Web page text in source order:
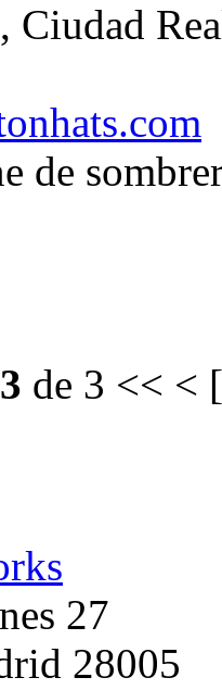
Ciudad
de
de 3 << < [
27
28005